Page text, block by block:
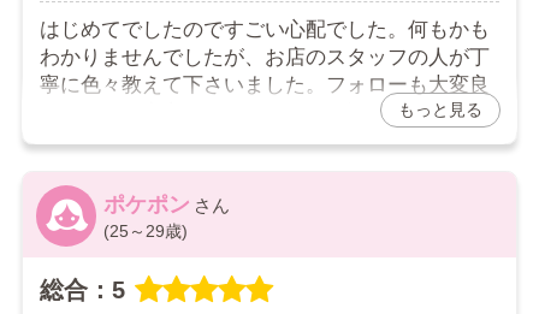
働いて頂いているコンパニオンさんにはお仕事に専念
をして頂けるようにスタッフ一同気を付けておりま
す。
なんでも相談していただける環境になるように心掛け
ております。今後ともよろしくお願いいたします。
はじめてでしたのですごい心配でした。何もかも
わかりませんでしたが、お店のスタッフの人が丁
寧に色々教えて下さいました。フォローも大変良
くしてくれ安心しました。だいぶ慣れてきまし
た。お客さんも優しい人が多いです。他のところ
がわからないですが、私的には大変満足していま
す。目標達成まで頑張ろうと思っています。
2026/03/12
お店からの返信コメント
もっと見る
ポケポン
(25～29歳)
総合：5